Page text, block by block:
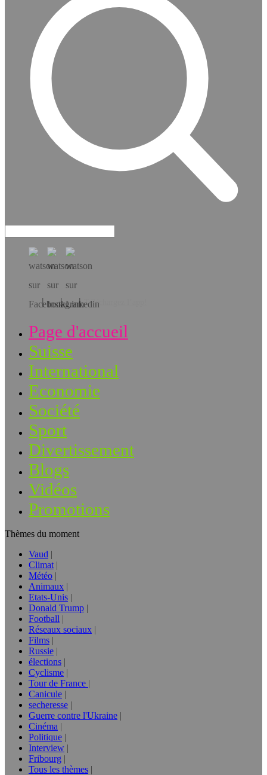
Téléchargez l’app!
Page d'accueil
Suisse
International
Economie
Société
Sport
Divertissement
Blogs
Vidéos
Promotions
Thèmes du moment
Vaud
Climat
Météo
Animaux
Etats-Unis
Donald Trump
Football
Réseaux sociaux
Films
Russie
élections
Cyclisme
Tour de France
Canicule
secheresse
Guerre contre l'Ukraine
Cinéma
Politique
Interview
Fribourg
Tous les thèmes